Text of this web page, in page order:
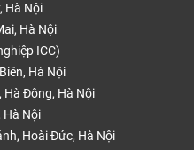
Hà Nội
Hà Nội
ICC)
Hà Nội
Hà Đông, Hà Nội
Hà Nội
Hoài Đức, Hà Nội